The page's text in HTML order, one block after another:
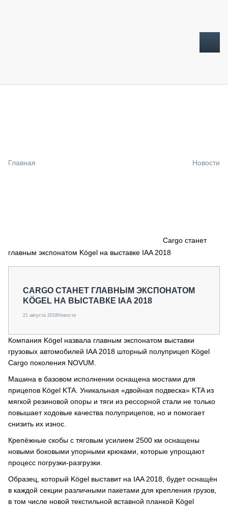
СПЕЦПРОЕКТЫ
О ПРОЕКТЕ
Главная Новости
Cargo станет
главным экспонатом Kögel на выставке IAA 2018
CARGO СТАНЕТ ГЛАВНЫМ ЭКСПОНАТОМ
KÖGEL НА ВЫСТАВКЕ IAA 2018
21 августа 2018Новости
Компания Kögel назвала главным экспонатом выставки
грузовых автомобилей IAA 2018 шторный полуприцеп Kögel
Cargo поколения NOVUM.
Машина в базовом исполнении оснащена мостами для
прицепов Kögel KTA. Уникальная «двойная подвеска» KTA из
мягкой резиновой опоры и тяги из рессорной стали не только
повышает ходовые качества полуприцепов, но и помогает
снизить их износ.
Крепёжные скобы с тяговым усилием 2500 км оснащены
новыми боковыми упорными крюками, которые упрощают
процесс погрузки-разгрузки.
Образец, который Kögel выставит на IAA 2018, будет оснащён
в каждой секции различными пакетами для крепления грузов,
в том числе новой текстильной вставной планкой Kögel